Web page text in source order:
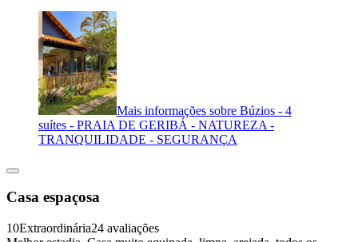
Mais informações sobre Búzios - 4
suítes - PRAIA DE GERIBÁ - NATUREZA -
TRANQUILIDADE - SEGURANÇA
Casa espaçosa
10Extraordinária24 avaliações